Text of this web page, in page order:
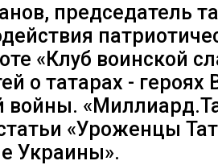
председатель
«Клуб воинской
о татарах - героях
войны.
«Уроженцы
Украины».